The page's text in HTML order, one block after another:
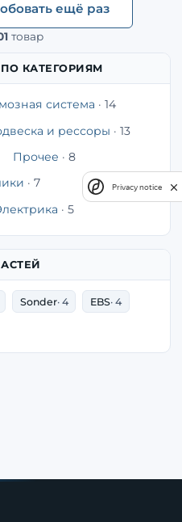
ещё раз
товар
ПО КАТЕГОРИЯМ
система · 14
и рессоры · 13
Прочее · 8
· 7
· 5
Sonder· 4 EBS· 4
Privacy notice